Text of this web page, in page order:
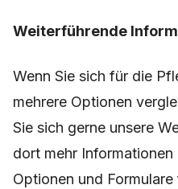
Weiterführende
Wenn Sie sich für die
mehrere Optionen
Sie sich gerne unsere
dort mehr
Optionen und